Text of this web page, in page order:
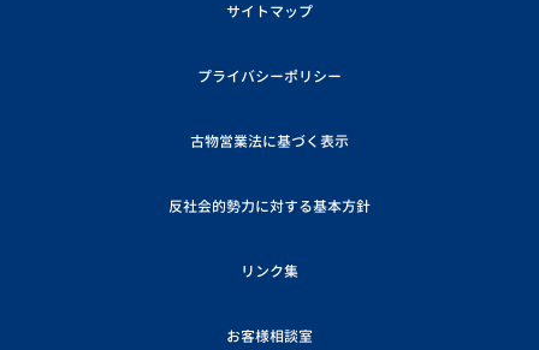
サイトマップ
プライバシーポリシー
古物営業法に基づく表示
反社会的勢力に対する基本方針
リンク集
お客様相談室